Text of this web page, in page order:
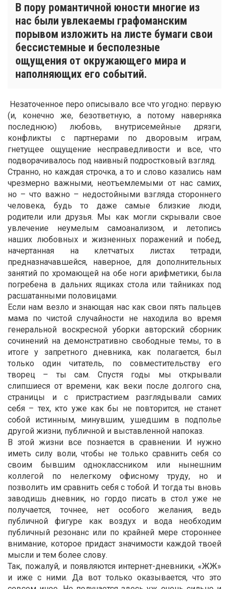
В пору романтичной юности многие из
нас были увлекаемы графоманским
порывом изложить на листе бумаги свои
бессистемные и бесполезные
ощущения от окружающего мира и
наполняющих его событий.
Незаточенное перо описывало все что угодно: первую
(и, конечно же, безответную, а потому наверняка
последнюю) любовь, внутрисемейные дрязги,
конфликты с партнерами по дворовым играм,
гнетущее ощущение несправедливости и все, что
подворачивалось под наивный подростковый взгляд.
Странно, но каждая строчка, а то и слово казались нам
чрезмерно важными, неотъемлемыми от нас самих,
но – что важно – недостойными взгляда стороннего
человека, будь то даже самые близкие люди,
родители или друзья. Мы как могли скрывали свое
увлечение неумелым самоанализом, и летопись
наших любовных и жизненных поражений и побед,
начертанная на клетчатых листах тетради,
предназначавшейся, наверное, для дополнительных
занятий по хромающей на обе ноги арифметики, была
погребена в дальних ящиках стола или тайниках под
расшатанными половицами.
Если нам везло и знающая нас как свои пять пальцев
мама по чистой случайности не находила во время
генеральной воскресной уборки авторский сборник
сочинений на демонстративно свободные темы, то в
итоге у запретного дневника, как полагается, был
только один читатель, по совместительству его
творец – ты сам. Спустя годы мы открывали
слипшиеся от времени, как веки после долгого сна,
страницы и с пристрастием разглядывали самих
себя – тех, кто уже как бы не повторится, не станет
собой истинным, минувшим, ушедшим в подполье
другой жизни, публичной и выставленной напоказ.
В этой жизни все познается в сравнении. И нужно
иметь силу воли, чтобы не только сравнить себя со
своим бывшим одноклассником или нынешним
коллегой по нелегкому офисному труду, но и
позволить им сравнить себя с тобой. И тогда ты вновь
заводишь дневник, но гордо писать в стол уже не
получается, точнее, нет особого желания, ведь
публичной фигуре как воздух и вода необходим
публичный резонанс или по крайней мере стороннее
внимание, которое придаст значимости каждой твоей
мысли и тем более слову.
Так, пожалуй, и появляются интернет-дневники, «ЖЖ»
и иже с ними. Да вот только оказывается, что это